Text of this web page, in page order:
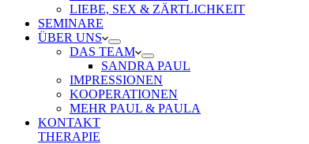
LIEBE, SEX & ZÄRTLICHKEIT
SEMINARE
ÜBER UNS
DAS TEAM
SANDRA PAUL
IMPRESSIONEN
KOOPERATIONEN
MEHR PAUL & PAULA
KONTAKT
THERAPIE